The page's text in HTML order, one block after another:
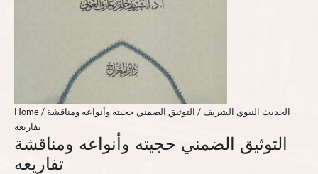
Home/ الحديث النبوي الشريف/ التوثيق الضمني حجيته وأنواعه ومناقشة
تفاريعه
التوثيق الضمني حجيته وأنواعه ومناقشة
تفاريعه